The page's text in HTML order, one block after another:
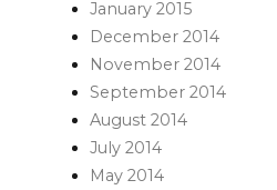
January 2015
December 2014
November 2014
September 2014
August 2014
July 2014
May 2014